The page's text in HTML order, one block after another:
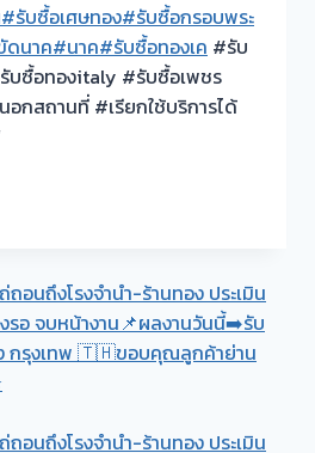
#รับซื้อเศษทอง#รับซื้อกรอบพระ
ดนาค#นาค#รับซื้อทองเค #รับ
บซื้อทองitaly #รับซื้อเพชร
กสถานที่ #เรียกใช้บริการได้
อนถึงโรงจำนำ-ร้านทอง ประเมิน
อ จบหน้างาน📌ผลงานวันนี้➡️รับ
กรุงเทพ 🇹🇭ขอบคุณลูกค้าย่าน
อนถึงโรงจำนำ-ร้านทอง ประเมิน